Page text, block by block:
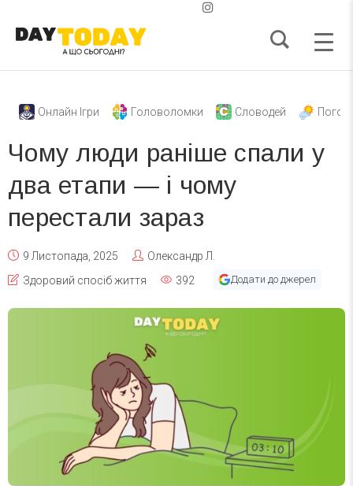
Онлайн Ігри Головоломки Словодей
Чому люди раніше спали у
два етапи — і чому
перестали зараз
9 Листопада, 2025
Олександр Л.
Здоровий спосіб життя
392 Додати до джерел